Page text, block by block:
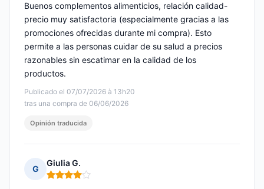
Publicado el 07/07/2026 à 13h20
tras una compra de 06/06/2026
Buenos complementos alimenticios, relación calidad-
precio muy satisfactoria (especialmente gracias a las
promociones ofrecidas durante mi compra). Esto
permite a las personas cuidar de su salud a precios
razonables sin escatimar en la calidad de los
productos.
Opinión traducida
G
Giulia G.
Nota: 4 de 5